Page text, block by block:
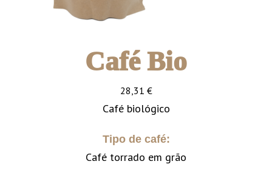
Café Bio
28,31 €
Café biológico
Tipo de café:
Café torrado em grão